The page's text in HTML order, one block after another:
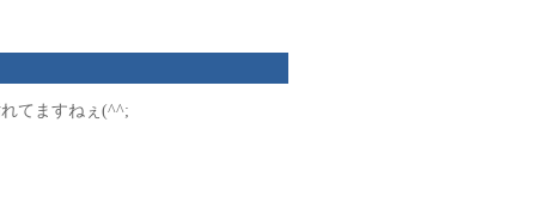
てますねぇ(^^;